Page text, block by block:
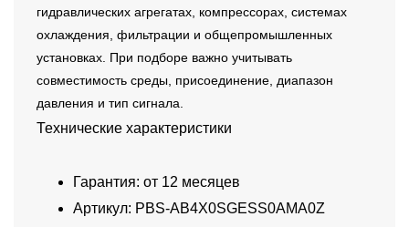
гидравлических агрегатах, компрессорах, системах
охлаждения, фильтрации и общепромышленных
установках. При подборе важно учитывать
совместимость среды, присоединение, диапазон
давления и тип сигнала.
Технические характеристики
Гарантия: от 12 месяцев
Артикул: PBS-AB4X0SGESS0AMA0Z